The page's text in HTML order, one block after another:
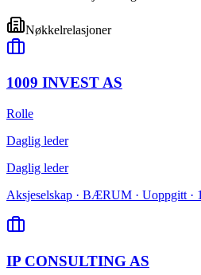
Nøkkelrelasjoner
1009 INVEST AS
Rolle
Daglig leder
Daglig leder
Aksjeselskap · BÆRUM · Uoppgitt ·
IP CONSULTING AS